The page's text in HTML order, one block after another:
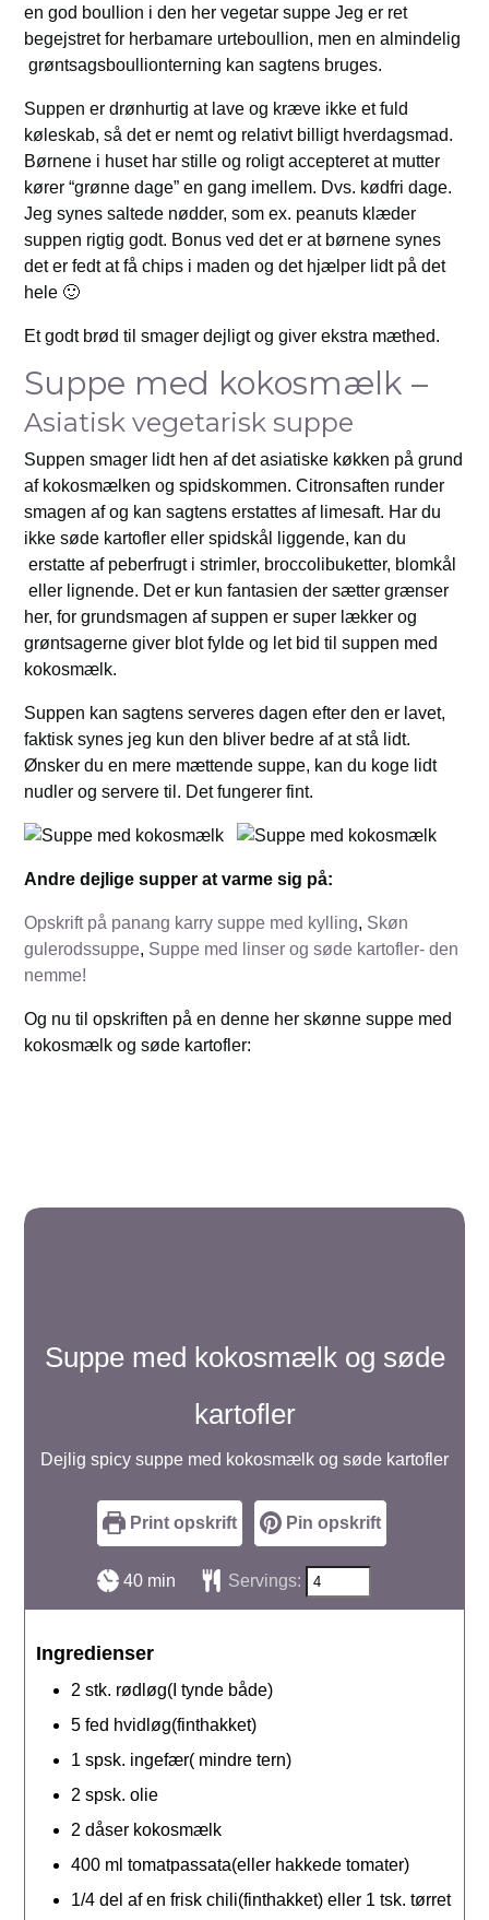
en god boullion i den her vegetar suppe Jeg er ret
begejstret for herbamare urteboullion, men en almindelig
grøntsagsboullionterning kan sagtens bruges.
Suppen er drønhurtig at lave og kræve ikke et fuld
køleskab, så det er nemt og relativt billigt hverdagsmad.
Børnene i huset har stille og roligt accepteret at mutter
kører “grønne dage” en gang imellem. Dvs. kødfri dage.
Jeg synes saltede nødder, som ex. peanuts klæder
suppen rigtig godt. Bonus ved det er at børnene synes
det er fedt at få chips i maden og det hjælper lidt på det
hele 🙂
Et godt brød til smager dejligt og giver ekstra mæthed.
Suppe med kokosmælk –
Asiatisk vegetarisk suppe
Suppen smager lidt hen af det asiatiske køkken på grund
af kokosmælken og spidskommen. Citronsaften runder
smagen af og kan sagtens erstattes af limesaft. Har du
ikke søde kartofler eller spidskål liggende, kan du
erstatte af peberfrugt i strimler, broccolibuketter, blomkål
eller lignende. Det er kun fantasien der sætter grænser
her, for grundsmagen af suppen er super lækker og
grøntsagerne giver blot fylde og let bid til suppen med
kokosmælk.
Suppen kan sagtens serveres dagen efter den er lavet,
faktisk synes jeg kun den bliver bedre af at stå lidt.
Ønsker du en mere mættende suppe, kan du koge lidt
nudler og servere til. Det fungerer fint.
Andre dejlige supper at varme sig på:
Opskrift på panang karry suppe med kylling, Skøn
gulerodssuppe, Suppe med linser og søde kartofler- den
nemme!
Og nu til opskriften på en denne her skønne suppe med
kokosmælk og søde kartofler:
Suppe med kokosmælk og søde
kartofler
Dejlig spicy suppe med kokosmælk og søde kartofler
Print opskrift Pin opskrift
40minutter
min Servings:
Ingredienser
2 stk. rødløg(I tynde både)
5 fed hvidløg(finthakket)
1 spsk. ingefær( mindre tern)
2 spsk. olie
2 dåser kokosmælk
400 ml tomatpassata(eller hakkede tomater)
1/4delaf en frisk chili(finthakket) eller 1 tsk. tørret